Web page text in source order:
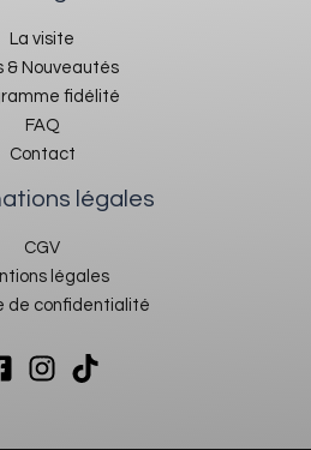
La visite
& Nouveautés
fidélité
FAQ
Contact
légales
CGV
légales
de confidentialité